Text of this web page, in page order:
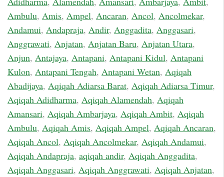
Ambulu, Amis, Ampel, Ancaran, Ancol, Ancolmekar,
Andamui, Andapraja, Andir, Anggadita, Anggasari,
Anggrawati, Anjatan, Anjatan Baru, Anjatan Utara,
Anjun, Antajaya, Antapani, Antapani Kidul, Antapani
Kulon, Antapani Tengah, Antapani Wetan, Aqiqah
Abadijaya, Aqiqah Adiarsa Barat, Aqiqah Adiarsa Timur,
Aqiqah Adidharma, Aqiqah Alamendah, Aqiqah
Amansari, Aqiqah Ambarjaya, Aqiqah Ambit, Aqiqah
Ambulu, Aqiqah Amis, Aqiqah Ampel, Aqiqah Ancaran,
Aqiqah Ancol, Aqiqah Ancolmekar, Aqiqah Andamui,
Aqiqah Andapraja, aqiqah andir, Aqiqah Anggadita,
Aqiqah Anggasari, Aqiqah Anggrawati, Aqiqah Anjatan,